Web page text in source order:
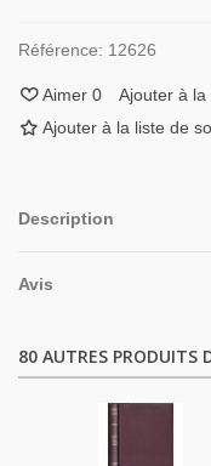
Référence: 12626
Aimer 0 Ajouter à la
Ajouter à la liste de
Description
Avis
80 AUTRES PRODUITS